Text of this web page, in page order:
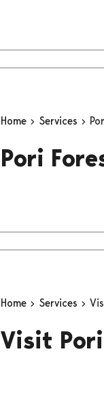
Home Services
Pori
Home Services
Visit